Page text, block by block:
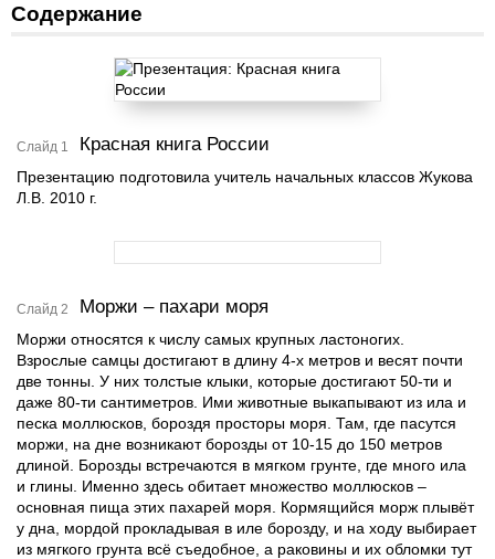
Содержание
Слайд 1 Красная книга России
Презентацию подготовила учитель начальных классов Жукова
Л.В. 2010 г.
Слайд 2 Моржи – пахари моря
Моржи относятся к числу самых крупных ластоногих.
Взрослые самцы достигают в длину 4-х метров и весят почти
две тонны. У них толстые клыки, которые достигают 50-ти и
даже 80-ти сантиметров. Ими животные выкапывают из ила и
песка моллюсков, бороздя просторы моря. Там, где пасутся
моржи, на дне возникают борозды от 10-15 до 150 метров
длиной. Борозды встречаются в мягком грунте, где много ила
и глины. Именно здесь обитает множество моллюсков –
основная пища этих пахарей моря. Кормящийся морж плывёт
у дна, мордой прокладывая в иле борозду, и на ходу выбирает
из мягкого грунта всё съедобное, а раковины и их обломки тут